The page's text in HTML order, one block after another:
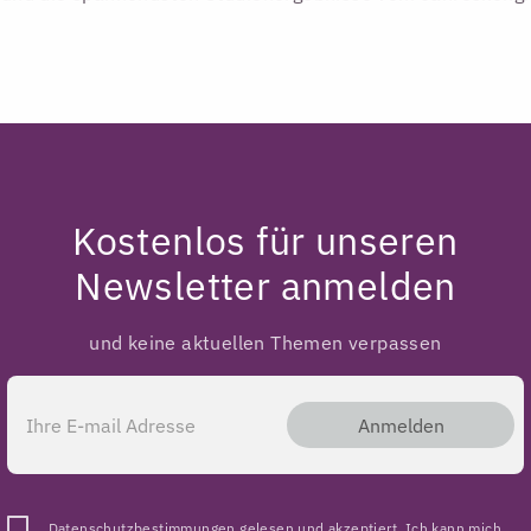
Kostenlos für unseren
Newsletter anmelden
und keine aktuellen Themen verpassen
Anmelden